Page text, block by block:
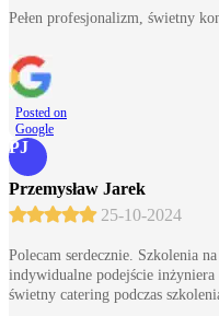
Pełen profesjonalizm, świetny
Posted on
Google
PJ
Przemysław Jarek
25-10-2024
Polecam serdecznie. Szkolenia
indywidualne podejście
świetny catering podczas